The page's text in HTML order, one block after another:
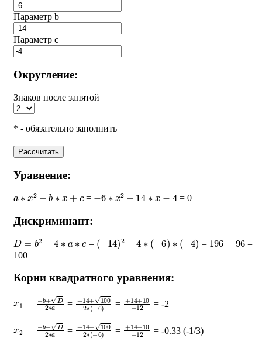
Параметр b
Параметр с
Округление:
Знаков после запятой
* - обязательно заполнить
Рассчитать
Уравнение:
2 b ∗ = 6∗ 2− 14 ∗ = 0
Дискриминант:
D= 2− a = (− 14)2 ∗ −6 ∗ 4 = 196 96
=
100
Корни квадратного уравнения:
+ D2∗ = + 14 +100 ( −6 )
= + 14 +10 12
= -2
b−D2∗ = +14−100 ∗(−6)
= +14−10 12
= -0.33 (-1/3)